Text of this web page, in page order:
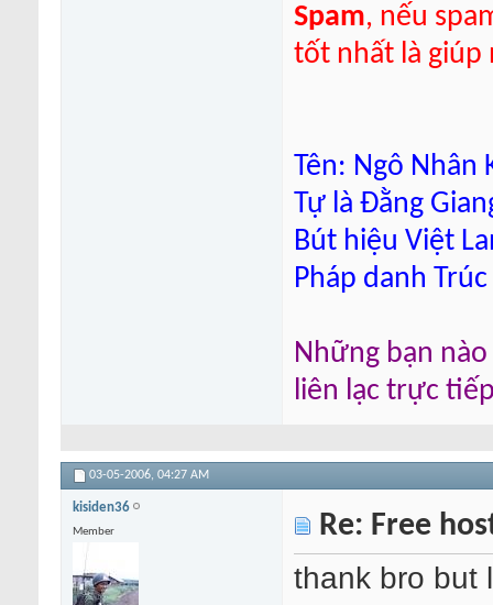
Spam, nếu
tốt nhất là giúp
Tên: Ngô Nhân
Tự là Đằng
Bút hiệu Việt
Pháp danh
Những bạn
liên lạc trực
03-05-2006, 04:27 AM
kisiden36
Member Re: Free
thank bro but